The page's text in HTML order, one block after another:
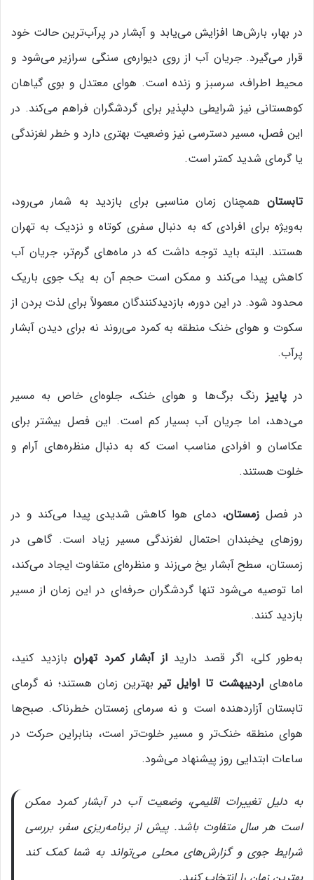
در بهار، بارش‌ها افزایش می‌یابد و آبشار در پرآب‌ترین حالت خود
قرار می‌گیرد. جریان آب از روی دیواره‌ی سنگی سرازیر می‌شود و
محیط اطراف، سرسبز و زنده است. هوای معتدل و بوی گیاهان
کوهستانی نیز شرایطی دلپذیر برای گردشگران فراهم می‌کند. در
این فصل، مسیر دسترسی نیز وضعیت بهتری دارد و خطر لغزندگی
یا گرمای شدید کمتر است.
تابستان همچنان زمان مناسبی برای بازدید به شمار می‌رود،
به‌ویژه برای افرادی که به دنبال سفری کوتاه و نزدیک به تهران
هستند. البته باید توجه داشت که در ماه‌های گرم‌تر، جریان آب
کاهش پیدا می‌کند و ممکن است حجم آن به یک جوی باریک
محدود شود. در این دوره، بازدیدکنندگان معمولاً برای لذت بردن از
سکوت و هوای خنک منطقه به کمرد می‌روند نه برای دیدن آبشار
پرآب.
در پاییز رنگ برگ‌ها و هوای خنک، جلوه‌ای خاص به مسیر
می‌دهد، اما جریان آب بسیار کم است. این فصل بیشتر برای
عکاسان و افرادی مناسب است که به دنبال منظره‌های آرام و
خلوت هستند.
در فصل زمستان، دمای هوا کاهش شدیدی پیدا می‌کند و در
روزهای یخبندان احتمال لغزندگی مسیر زیاد است. گاهی در
زمستان، سطح آبشار یخ می‌زند و منظره‌ای متفاوت ایجاد می‌کند،
اما توصیه می‌شود تنها گردشگران حرفه‌ای در این زمان از مسیر
بازدید کنند.
به‌طور کلی، اگر قصد داریداز آبشار کمرد تهران بازدید کنید،
ماه‌های اردیبهشت تا اوایل تیر بهترین زمان هستند؛ نه گرمای
تابستان آزاردهنده است و نه سرمای زمستان خطرناک. صبح‌ها
هوای منطقه خنک‌تر و مسیر خلوت‌تر است، بنابراین حرکت در
ساعات ابتدایی روز پیشنهاد می‌شود.
به دلیل تغییرات اقلیمی، وضعیت آب در آبشار کمرد ممکن
است هر سال متفاوت باشد. پیش از برنامه‌ریزی سفر، بررسی
شرایط جوی و گزارش‌های محلی می‌تواند به شما کمک کند